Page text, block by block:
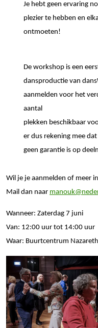
Je hebt geen ervaring
plezier te hebben en
ontmoeten!
De workshop is een
dansproductie van
aanmelden voor het
aantal
plekken beschikbaar
er dus rekening mee
geen garantie is op
Wil je je aanmelden of meer
Mail dan naar
Wanneer: Zaterdag 7 juni
Van: 12:00 uur tot 14:00 uur
Waar: Buurtcentrum